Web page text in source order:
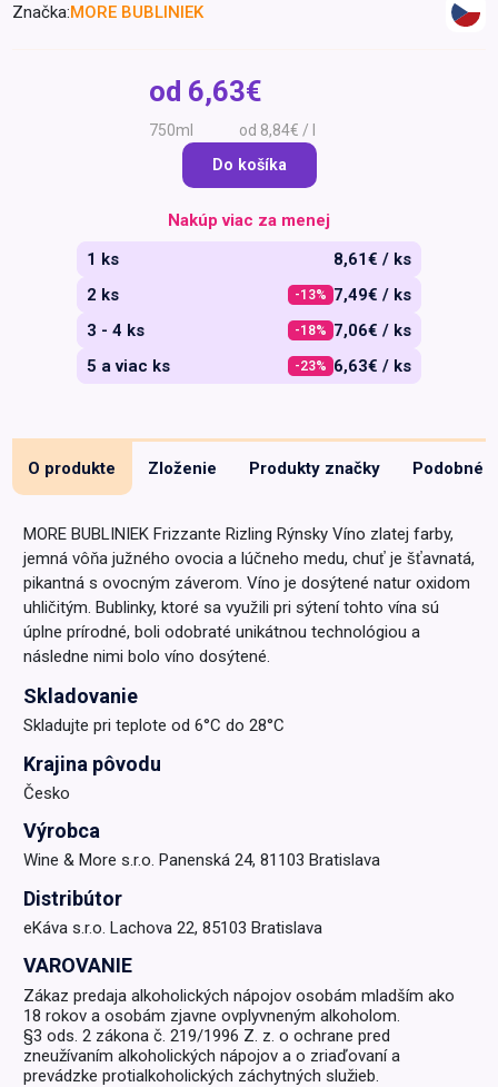
Drogéria a kozmetika
Domácnosť a kancelária
Domáci miláčikovia
Lekáreň
Značka:MORE BUBLINIEK
od 6,63€
750ml od 8,84€ / l
Do košíka
Nakúp viac za menej
1 ks
8,61€ / ks
2 ks
-13% 7,49€ / ks
3 - 4 ks
-18% 7,06€ / ks
5 a viac ks
-23% 6,63€ / ks
O produkte Zloženie Produkty značky Podobné
MORE BUBLINIEK Frizzante Rizling Rýnsky Víno zlatej farby,
jemná vôňa južného ovocia a lúčneho medu, chuť je šťavnatá,
pikantná s ovocným záverom. Víno je dosýtené natur oxidom
uhličitým. Bublinky, ktoré sa využili pri sýtení tohto vína sú
úplne prírodné, boli odobraté unikátnou technológiou a
následne nimi bolo víno dosýtené.
Skladovanie
Skladujte pri teplote od 6°C do 28°C
Krajina pôvodu
Česko
Výrobca
Wine & More s.r.o. Panenská 24, 81103 Bratislava
Distribútor
eKáva s.r.o. Lachova 22, 85103 Bratislava
VAROVANIE
Zákaz predaja alkoholických nápojov osobám mladším ako
18 rokov a osobám zjavne ovplyvneným alkoholom.
§3 ods. 2 zákona č. 219/1996 Z. z. o ochrane pred
zneužívaním alkoholických nápojov a o zriaďovaní a
prevádzke protialkoholických záchytných služieb.